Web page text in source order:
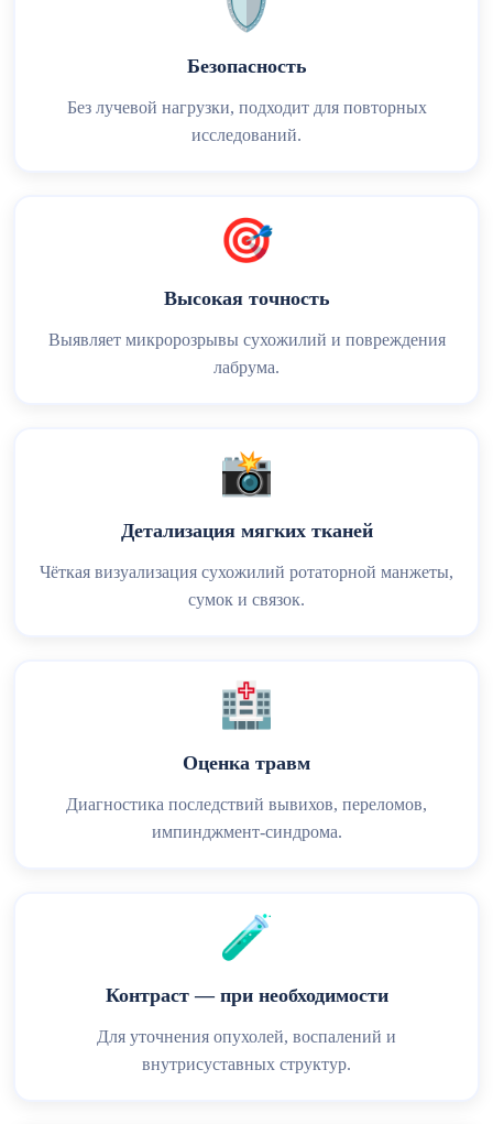
Безопасность
Без лучевой нагрузки, подходит для повторных
исследований.
🎯
Высокая точность
Выявляет микророзрывы сухожилий и повреждения
лабрума.
📸
Детализация мягких тканей
Чёткая визуализация сухожилий ротаторной манжеты,
сумок и связок.
🏥
Оценка травм
Диагностика последствий вывихов, переломов,
импинджмент-синдрома.
🧪
Контраст — при необходимости
Для уточнения опухолей, воспалений и
внутрисуставных структур.